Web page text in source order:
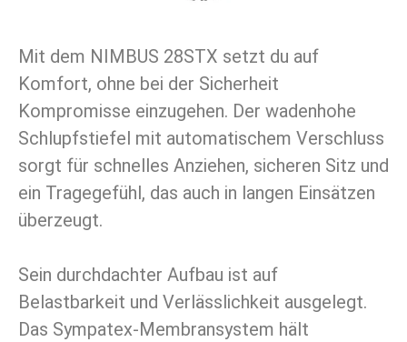
Mit dem NIMBUS 28STX setzt du auf
Komfort, ohne bei der Sicherheit
Kompromisse einzugehen. Der wadenhohe
Schlupfstiefel mit automatischem Verschluss
sorgt für schnelles Anziehen, sicheren Sitz und
ein Tragegefühl, das auch in langen Einsätzen
überzeugt.
Sein durchdachter Aufbau ist auf
Belastbarkeit und Verlässlichkeit ausgelegt.
Das Sympatex-Membransystem hält